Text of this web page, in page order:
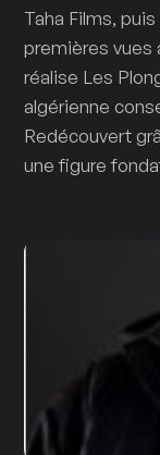
Taha Films,
premières vues
réalise Les
algérienne
Redécouvert
une figure